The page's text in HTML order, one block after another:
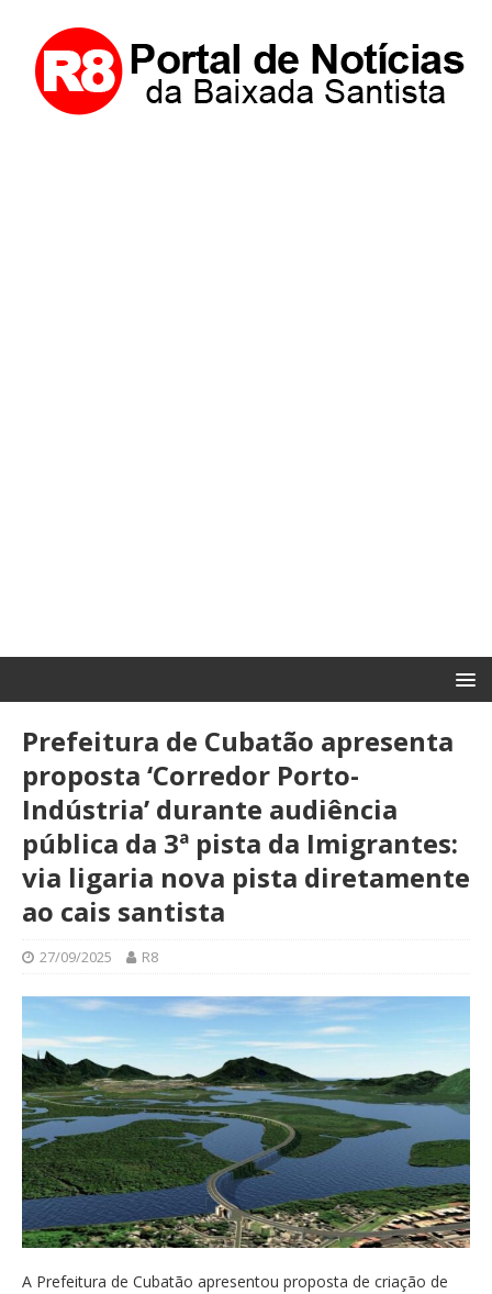
Prefeitura de Cubatão apresenta
proposta ‘Corredor Porto-
Indústria’ durante audiência
pública da 3ª pista da Imigrantes:
via ligaria nova pista diretamente
ao cais santista
27/09/2025 R8
A Prefeitura de Cubatão apresentou proposta de criação de